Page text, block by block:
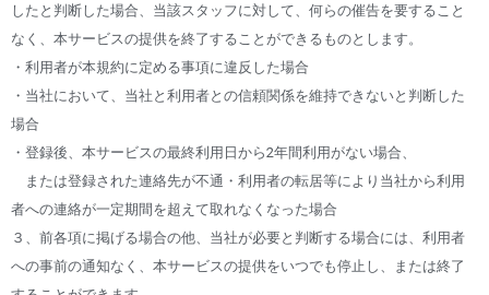
したと判断した場合、当該スタッフに対して、何らの催告を要すること
なく、本サービスの提供を終了することができるものとします。
・利用者が本規約に定める事項に違反した場合
・当社において、当社と利用者との信頼関係を維持できないと判断した
場合
・登録後、本サービスの最終利用日から2年間利用がない場合、
または登録された連絡先が不通・利用者の転居等により当社から利用
者への連絡が一定期間を超えて取れなくなった場合
３、前各項に掲げる場合の他、当社が必要と判断する場合には、利用者
への事前の通知なく、本サービスの提供をいつでも停止し、または終了